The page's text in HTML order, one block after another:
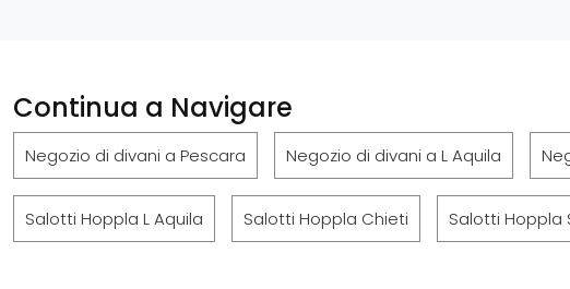
Continua a Navigare
Negozio di divani a Pescara Negozio di divani a L Aquila
Salotti Hoppla L Aquila Salotti Hoppla Chieti Salotti Hoppla